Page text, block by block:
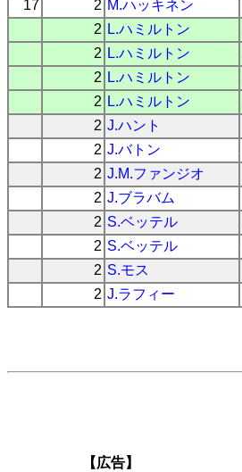
17
2 M.ハッキネン
2 L.ハミルトン
2 L.ハミルトン
2 L.ハミルトン
2 L.ハミルトン
2 J.ハント
2 J.バトン
2 J.M.ファンジオ
2 J.ブラバム
2 S.ベッテル
2 S.ベッテル
2 S.モス
2 J.ラフィー
【広告】